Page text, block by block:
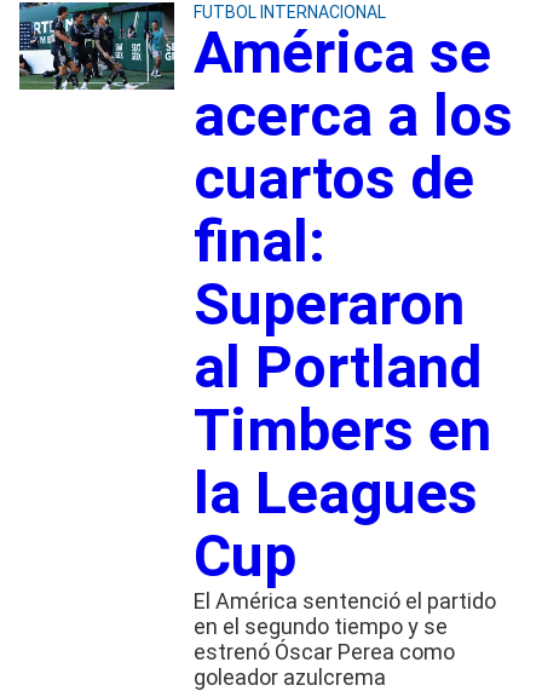
FUTBOL INTERNACIONAL
América se
acerca a los
cuartos de
final:
Superaron
al Portland
Timbers en
la Leagues
Cup
El América sentenció el partido
en el segundo tiempo y se
estrenó Óscar Perea como
goleador azulcrema